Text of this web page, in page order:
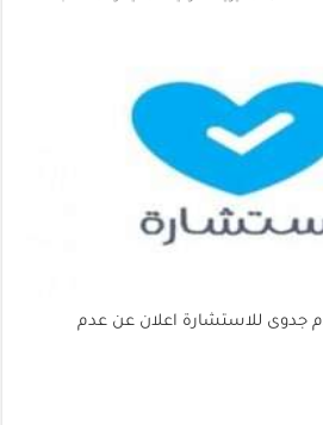
جدوى للاستشارة اعلان عن عدم